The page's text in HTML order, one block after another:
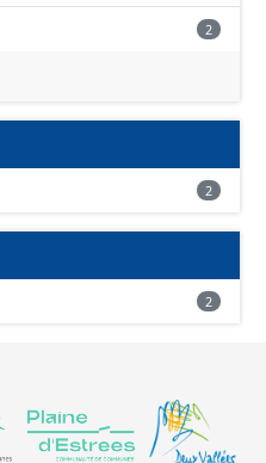
2
2
2